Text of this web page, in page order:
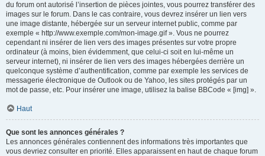
du forum ont autorisé l’insertion de pièces jointes, vous pourrez transférer des
images sur le forum. Dans le cas contraire, vous devrez insérer un lien vers
une image distante, hébergée sur un serveur internet public, comme par
exemple « http://www.exemple.com/mon-image.gif ». Vous ne pourrez
cependant ni insérer de lien vers des images présentes sur votre propre
ordinateur (à moins, bien évidemment, que celui-ci soit en lui-même un
serveur internet), ni insérer de lien vers des images hébergées derrière un
quelconque système d’authentification, comme par exemple les services de
messagerie électronique de Outlook ou de Yahoo, les sites protégés par un
mot de passe, etc. Pour insérer une image, utilisez la balise BBCode « [img] ».
Haut
Que sont les annonces générales ?
Les annonces générales contiennent des informations très importantes que
vous devriez consulter en priorité. Elles apparaissent en haut de chaque forum